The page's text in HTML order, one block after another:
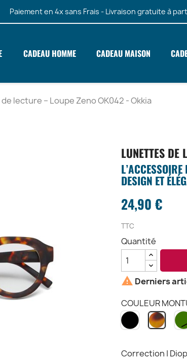
Paiement en 4x sans Frais - Livraison gratuite à
CADEAU HOMME CADEAU MAISON
lecture – Loupe Zeno OK042 - Okkia
LUNETTES
DESIGN ET
24,90 €
TTC
Quantité
 Derniers
COULEUR
NOIR
BK
CH
Correction |